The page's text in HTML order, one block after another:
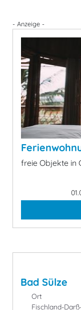
- Anzeige -
freie Objekte in
Bad Sülze
Ort
Fischland-